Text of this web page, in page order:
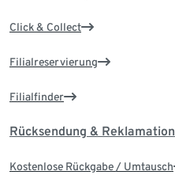
Click & Collect
Filialreservierung
Filialfinder
Rücksendung & Reklamation
Kostenlose Rückgabe / Umtausch